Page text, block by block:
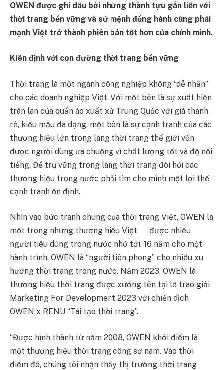
OWEN được ghi dấu bởi những thành tựu gắn liền với
thời trang bền vững và sứ mệnh đồng hành cùng phái
mạnh Việt trở thành phiên bản tốt hơn của chính mình.
Kiên định với con đường thời trang bền vững
Thời trang là một ngành công nghiệp không “dễ nhằn”
cho các doanh nghiệp Việt. Với một bên là sự xuất hiện
tràn lan của quần áo xuất xứ Trung Quốc với giá thành
rẻ, kiểu mẫu đa dạng, một bên là sự cạnh tranh của các
thương hiệu lớn trong làng thời trang thế giới vốn
được người dùng ưa chuộng vì chất lượng tốt và độ nổi
tiếng. Để trụ vững trong làng thời trang đòi hỏi các
thương hiệu trong nước phải tìm cho mình một lợi thế
cạnh tranh ổn định.
Nhìn vào bức tranh chung của thời trang Việt, OWEN là
một trong những thương hiệu Việt được nhiều
người tiêu dùng trong nước nhớ tới. 16 năm cho một
hành trình, OWEN là “người tiên phong” cho nhiều xu
hướng thời trang trong nước. Năm 2023, OWEN là
thương hiệu thời trang được xướng tên tại lễ trao giải
Marketing For Development 2023 với chiến dịch
OWEN x RENU “Tái tạo thời trang”.
“Được hình thành từ năm 2008, OWEN khởi điểm là
một thương hiệu thời trang công sở nam. Vào thời
điểm đó, chúng tôi nhận thấy thị trường thời trang